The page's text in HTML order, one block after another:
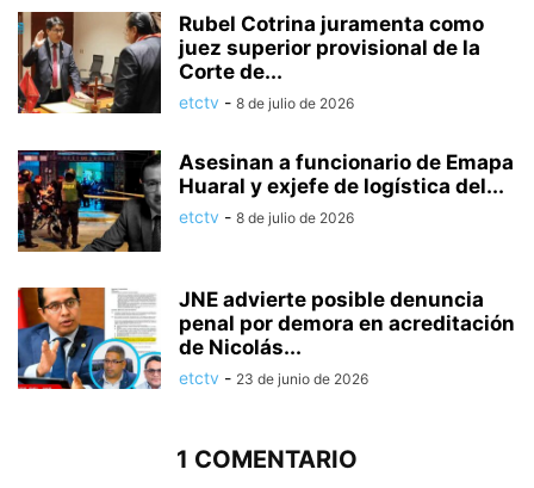
Rubel Cotrina juramenta como
juez superior provisional de la
Corte de...
etctv - 8 de julio de 2026
Asesinan a funcionario de Emapa
Huaral y exjefe de logística del...
etctv - 8 de julio de 2026
JNE advierte posible denuncia
penal por demora en acreditación
de Nicolás...
etctv - 23 de junio de 2026
1 COMENTARIO